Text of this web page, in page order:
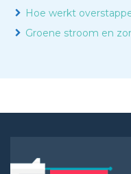
Hoe werkt
Groene stroom en